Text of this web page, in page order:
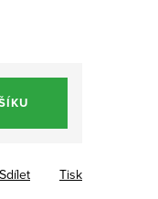
Tisk
Sdílet